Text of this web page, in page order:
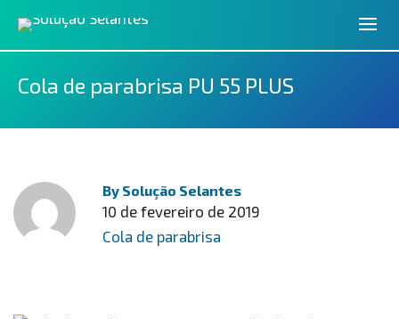
Cola de parabrisa PU 55 PLUS
By Solução Selantes
10 de fevereiro de 2019
Cola de parabrisa